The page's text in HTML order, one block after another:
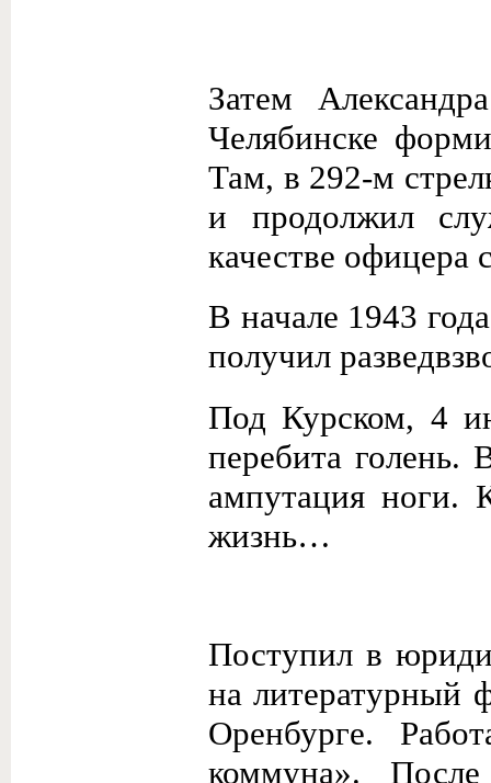
Затем
Челябинске
Там, в 292-м
и продолжил
качестве офицера
В начале 1943
получил
Под Курском, 4
перебита голень.
ампутация ноги.
жизнь…
Поступил в
на литературный
Оренбурге.
коммуна».